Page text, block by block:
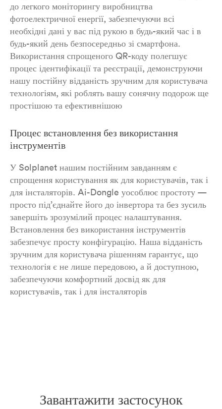
до легкого моніторингу виробництва
фотоелектричної енергії, забезпечуючи всі
необхідні дані у вас під рукою в будь-який час і в
будь-який день безпосередньо зі смартфона.
Використання спрощеного QR-коду полегшує
процес ідентифікації та реєстрації, демонструючи
нашу постійну відданість зручним для користувача
технологіям, які роблять вашу сонячну подорож ще
простішою та ефективнішою
Процес встановлення без використання
інструментів
У Solplanet нашим постійним завданням є
спрощення користування як для користувачів, так і
для інсталяторів. Ai-Dongle уособлює простоту —
просто під’єднайте його до інвертора та без зусиль
завершіть зрозумілий процес налаштування.
Встановлення без використання інструментів
забезпечує просту конфігурацію. Наша відданість
зручним для користувача рішенням гарантує, що
технологія є не лише передовою, а й доступною,
забезпечуючи комфортний досвід як для
користувачів, так і для інсталяторів
Завантажити застосунок